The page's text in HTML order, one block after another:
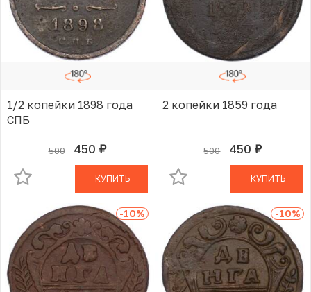
1/2 копейки 1898 года
СПБ
500 450 руб.
В КОРЗИНЕ
КУПИТЬ
2 копейки 1859 года
500 450 руб.
В КОРЗИНЕ
КУПИТЬ
-10% -10%